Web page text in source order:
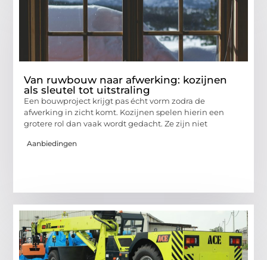
Van ruwbouw naar afwerking: kozijnen
als sleutel tot uitstraling
Een bouwproject krijgt pas écht vorm zodra de
afwerking in zicht komt. Kozijnen spelen hierin een
grotere rol dan vaak wordt gedacht. Ze zijn niet
Aanbiedingen